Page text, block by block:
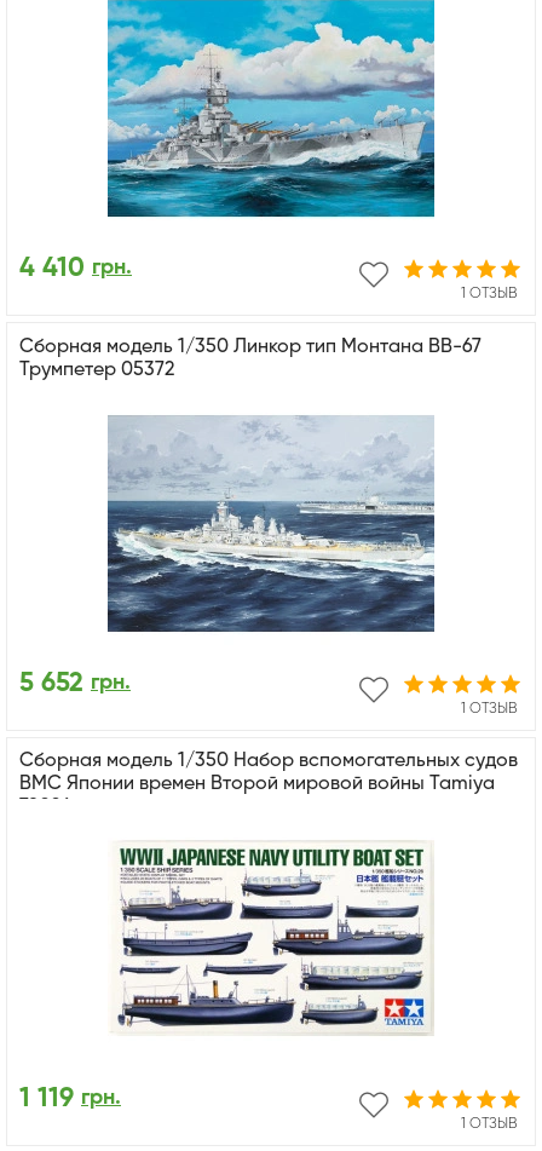
1 ОТЗЫВ
4 410 грн.
Сборная модель 1/350 Линкор тип Монтана BB-67
Трумпетер 05372
1 ОТЗЫВ
5 652 грн.
Сборная модель 1/350 Набор вспомогательных судов
ВМС Японии времен Второй мировой войны Tamiya
1 ОТЗЫВ
1 119 грн.